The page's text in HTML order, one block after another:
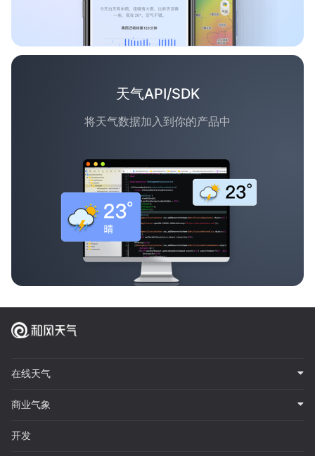
天气API/SDK
将天气数据加入到你的产品中
在线天气
商业气象
开发